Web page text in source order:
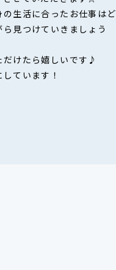
生活に合ったお仕事はど
見つけていきましょう
だけたら嬉しいです♪
ています！